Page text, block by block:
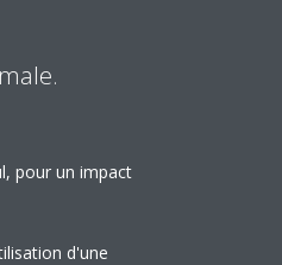
pour un impact
d'une